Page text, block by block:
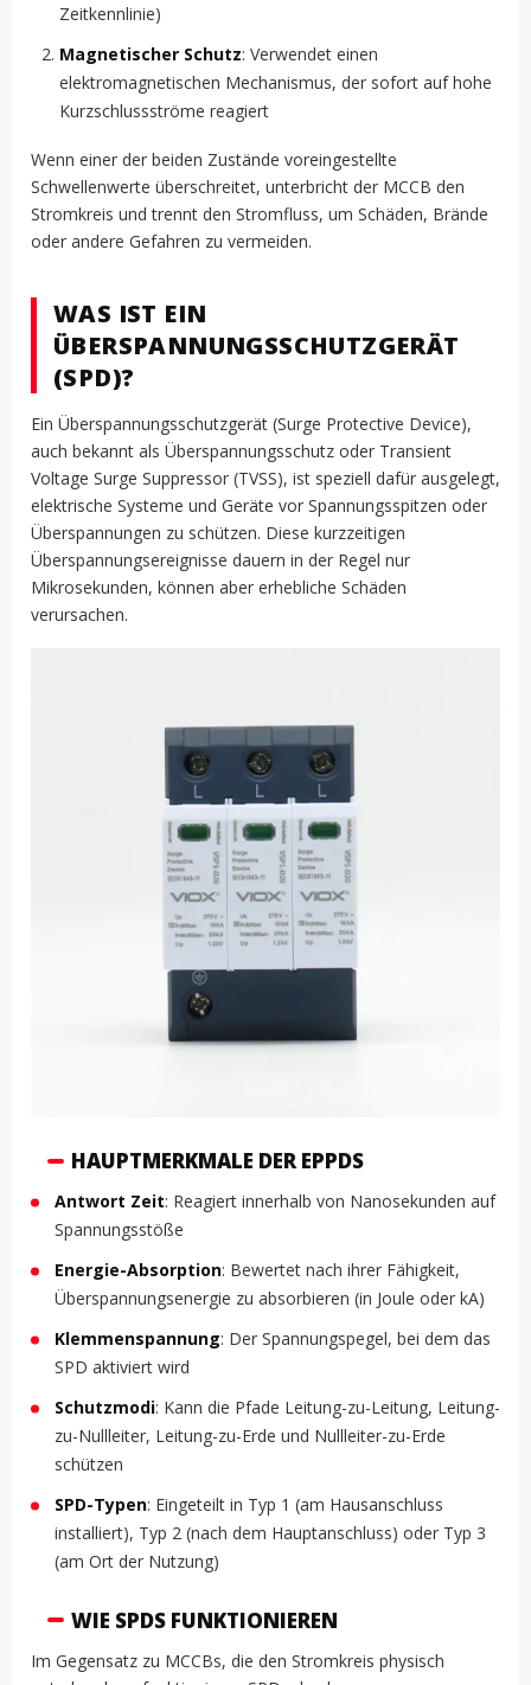
Zeitkennlinie)
Magnetischer Schutz: Verwendet einen
elektromagnetischen Mechanismus, der sofort auf hohe
Kurzschlussströme reagiert
Wenn einer der beiden Zustände voreingestellte
Schwellenwerte überschreitet, unterbricht der MCCB den
Stromkreis und trennt den Stromfluss, um Schäden, Brände
oder andere Gefahren zu vermeiden.
WAS IST EIN
ÜBERSPANNUNGSSCHUTZGERÄT
(SPD)?
Ein Überspannungsschutzgerät (Surge Protective Device),
auch bekannt als Überspannungsschutz oder Transient
Voltage Surge Suppressor (TVSS), ist speziell dafür ausgelegt,
elektrische Systeme und Geräte vor Spannungsspitzen oder
Überspannungen zu schützen. Diese kurzzeitigen
Überspannungsereignisse dauern in der Regel nur
Mikrosekunden, können aber erhebliche Schäden
verursachen.
HAUPTMERKMALE DER EPPDS
Antwort Zeit: Reagiert innerhalb von Nanosekunden auf
Spannungsstöße
Energie-Absorption: Bewertet nach ihrer Fähigkeit,
Überspannungsenergie zu absorbieren (in Joule oder kA)
Klemmenspannung: Der Spannungspegel, bei dem das
SPD aktiviert wird
Schutzmodi: Kann die Pfade Leitung-zu-Leitung, Leitung-
zu-Nullleiter, Leitung-zu-Erde und Nullleiter-zu-Erde
schützen
SPD-Typen: Eingeteilt in Typ 1 (am Hausanschluss
installiert), Typ 2 (nach dem Hauptanschluss) oder Typ 3
(am Ort der Nutzung)
WIE SPDS FUNKTIONIEREN
Im Gegensatz zu MCCBs, die den Stromkreis physisch